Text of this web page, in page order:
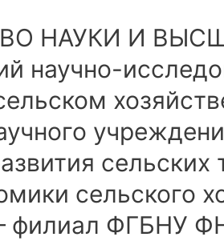
НАУКИ И
научно-
сельского
филиал ФГБНУ